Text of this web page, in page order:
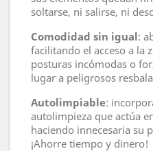
soltarse, ni salirse, ni
Comodidad sin igual:
facilitando el acceso a la
posturas incómodas o
lugar a peligrosos
Autolimpiable:
autolimpieza que actúa
haciendo innecesaria su
¡Ahorre tiempo y dinero!